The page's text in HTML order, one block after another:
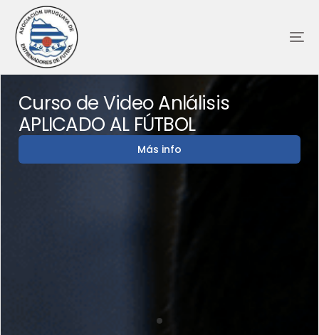
Curso de Video Anlálisis
APLICADO AL FÚTBOL
Más info